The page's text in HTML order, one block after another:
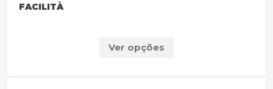
FACILITÀ
Ver opções